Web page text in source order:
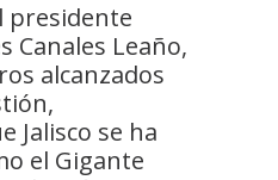
presidente
Canales Leaño,
alcanzados
Jalisco se ha
el Gigante